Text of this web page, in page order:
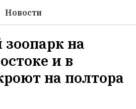
Новости
на
и в
на полтора